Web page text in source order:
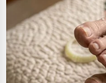
ressalta a necessidade
locais sobre os
Enquanto o resultado
divulgado à imprensa, a
desfecho para este
a rotina da cidade